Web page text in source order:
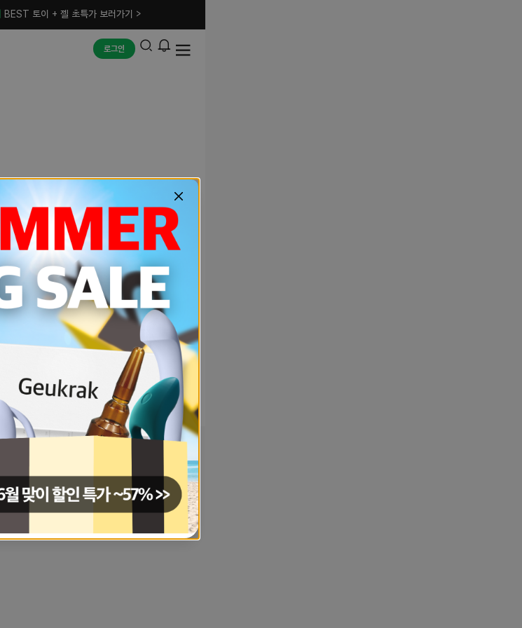
BEST 토이 + 젤 초특가 보러가기 >
로그인
예상치 못한 에러입니다.